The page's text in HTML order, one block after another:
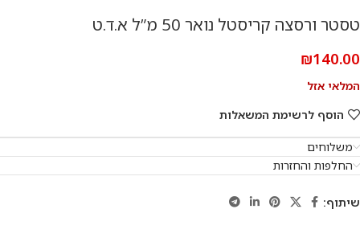
טסטר ורסצה קריסטל נואר 50 מ”ל א.ד.ט
₪140.00
המלאי אזל
הוסף לרשימת המשאלות
משלוחים
החלפות והחזרות
שיתוף: